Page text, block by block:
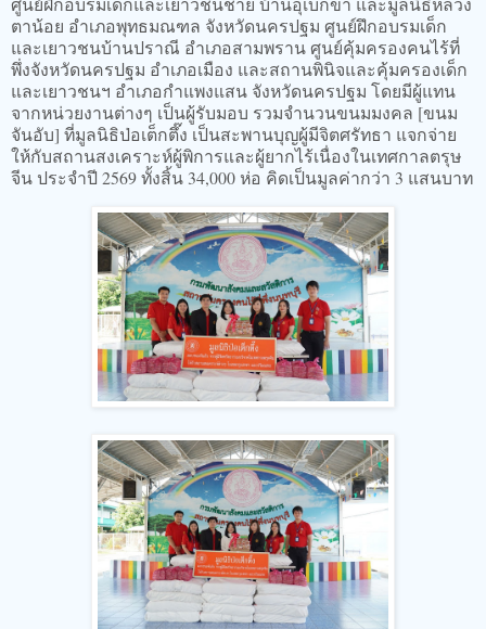
ตาน้อย อำเภอพุทธมณฑล จังหวัดนครปฐม ศูนย์ฝึกอบรมเด็ก
และเยาวชนบ้านปราณี อำเภอสามพราน ศูนย์คุ้มครองคนไร้ที่
พึ่งจังหวัดนครปฐม อำเภอเมือง และสถานพินิจและคุ้มครองเด็ก
และเยาวชนฯ อำเภอกำแพงแสน จังหวัดนครปฐม โดยมีผู้แทน
จากหน่วยงานต่างๆ เป็นผู้รับมอบ รวมจำนวนขนมมงคล [ขนม
จันอับ] ที่มูลนิธิป่อเต็กตึ๊ง เป็นสะพานบุญผู้มีจิตศรัทธา แจกจ่าย
ให้กับสถานสงเคราะห์ผู้พิการและผู้ยากไร้เนื่องในเทศกาลตรุษ
จีน ประจำปี 2569 ทั้งสิ้น 34,000 ห่อ คิดเป็นมูลค่ากว่า 3 แสนบาท